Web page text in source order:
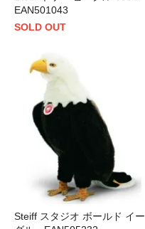
EAN501043
SOLD OUT
Steiff スタジオ ボールド イー